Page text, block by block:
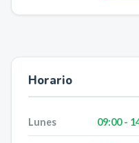
Horario
Lunes 09:00 -